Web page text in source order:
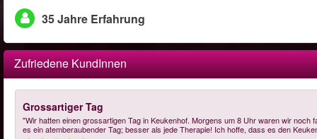
35 Jahre Erfahrung
Zufriedene KundInnen
Grossartiger Tag
"Wir hatten einen grossartigen Tag in Keukenhof. Morgens um 8 Uhr waren wir
es ein atemberaubender Tag; besser als jede Therapie! Ich hoffe, dass es den